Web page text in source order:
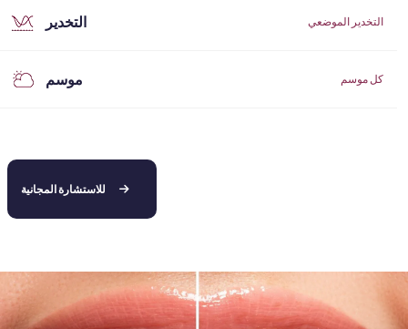
التخدير التخدير الموضعي
موسم كل موسم
للاستشارة المجانية